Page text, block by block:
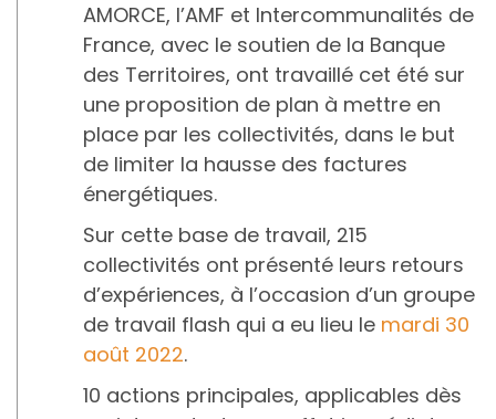
AMORCE, l’AMF et Intercommunalités de
France, avec le soutien de la Banque
des Territoires, ont travaillé cet été sur
une proposition de plan à mettre en
place par les collectivités, dans le but
de limiter la hausse des factures
énergétiques.
Sur cette base de travail, 215
collectivités ont présenté leurs retours
d’expériences, à l’occasion d’un groupe
de travail flash qui a eu lieu le mardi 30
août 2022.
10 actions principales, applicables dès